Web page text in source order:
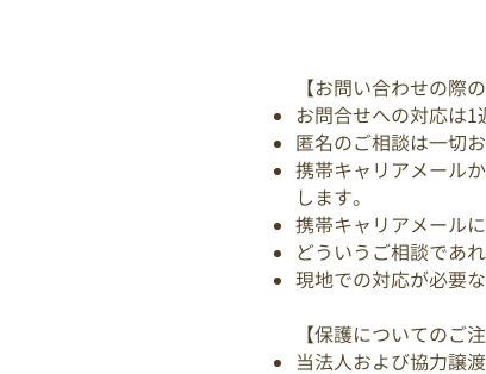
【お問い合わせの際
お問合せへの対応は1
匿名のご相談は一切
携帯キャリアメール
します。
携帯キャリアメール
どういうご相談であ
現地での対応が必要
【保護についてのご注
当法人および協力譲